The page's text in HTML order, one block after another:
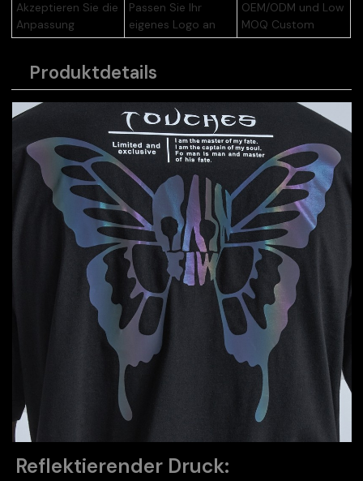
Akzeptieren Sie die
Anpassung
Passen Sie Ihr
eigenes Logo an
OEM/ODM und Low
MOQ Custom
Produktdetails
Reflektierender Druck: